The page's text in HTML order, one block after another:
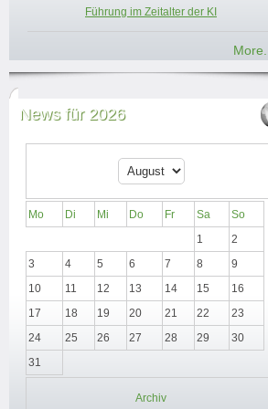
Führung im Zeitalter der KI
More...
News für 2026
Mo Di Mi Do Fr Sa
So
1
2
3
4 5 6 7 8
9
10
11 12 13 14 15
16
17
18 19 20 21 22
23
24
25 26 27 28 29
30
31
Archiv